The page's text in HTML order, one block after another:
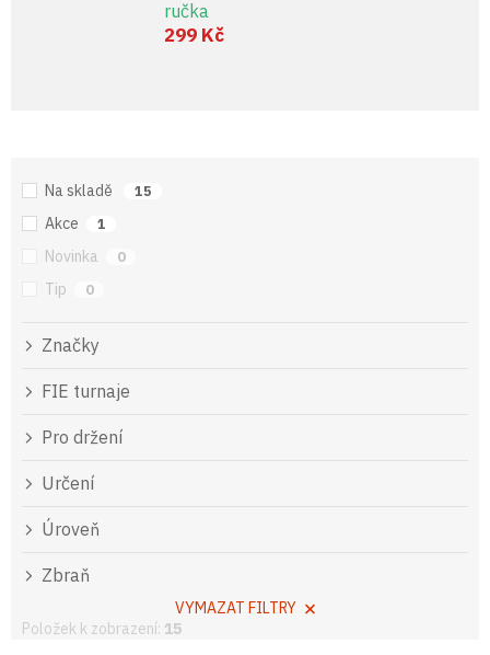
ručka
299 Kč
Na skladě 15
Akce 1
Novinka 0
Tip 0
Značky
FIE turnaje
Pro držení
Určení
Úroveň
Zbraň
VYMAZAT FILTRY
Položek k zobrazení: 15